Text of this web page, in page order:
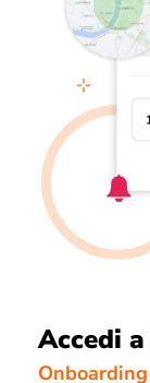
Accedi